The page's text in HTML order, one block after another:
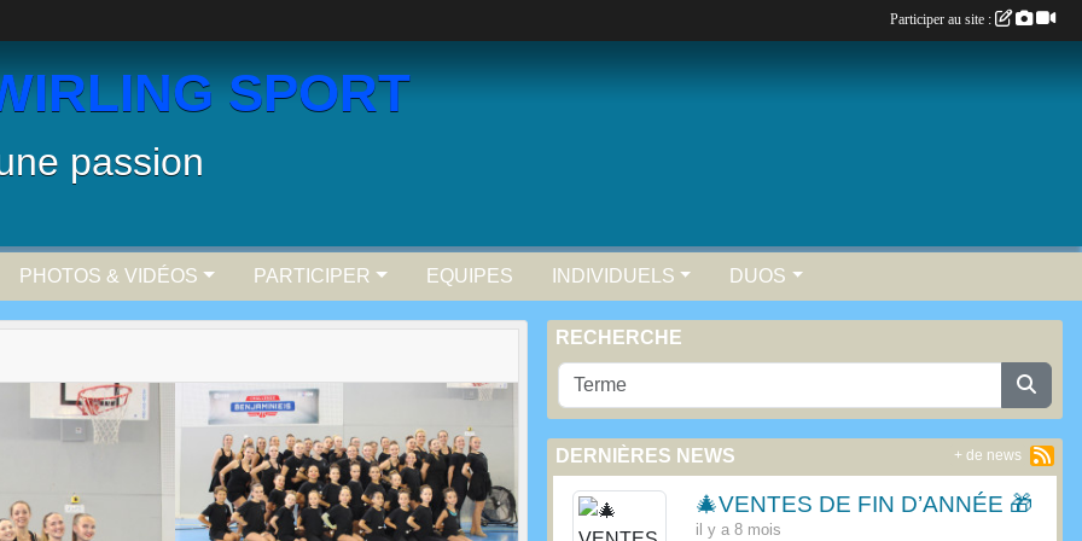
SPORT
passion
PHOTOS & VIDÉOS PARTICIPER EQUIPES INDIVIDUELS DUOS
RECHERCHE
DERNIÈRES NEWS
🎄VENTES DE FIN D’ANNÉE 🎁
il y a 8 mois
+ de news
Participer au site :